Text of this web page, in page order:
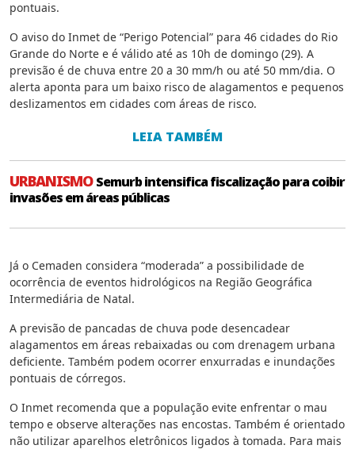
pontuais.
O aviso do Inmet de “Perigo Potencial” para 46 cidades do Rio
Grande do Norte e é válido até as 10h de domingo (29). A
previsão é de chuva entre 20 a 30 mm/h ou até 50 mm/dia. O
alerta aponta para um baixo risco de alagamentos e pequenos
deslizamentos em cidades com áreas de risco.
LEIA TAMBÉM
URBANISMOSemurb intensifica fiscalização para coibir
invasões em áreas públicas
Já o Cemaden considera “moderada” a possibilidade de
ocorrência de eventos hidrológicos na Região Geográfica
Intermediária de Natal.
A previsão de pancadas de chuva pode desencadear
alagamentos em áreas rebaixadas ou com drenagem urbana
deficiente. Também podem ocorrer enxurradas e inundações
pontuais de córregos.
O Inmet recomenda que a população evite enfrentar o mau
tempo e observe alterações nas encostas. Também é orientado
não utilizar aparelhos eletrônicos ligados à tomada. Para mais